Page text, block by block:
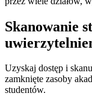
Skanowanie
Uzyskaj dostęp i
zamknięte zasoby
studentów.